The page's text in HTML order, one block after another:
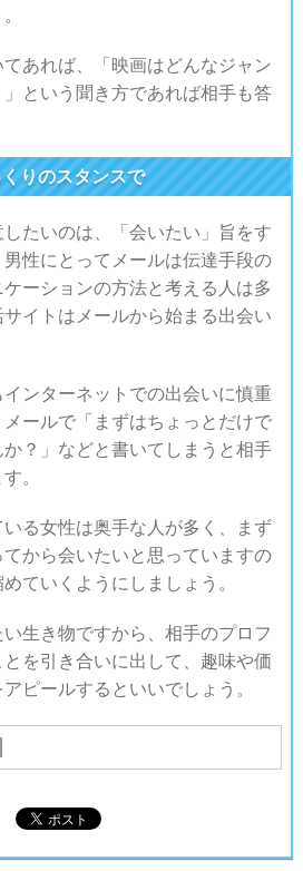
あれば、「映画はどんなジャン
という聞き方であれば相手も答
りのスタンスで
たいのは、「会いたい」旨をす
性にとってメールは伝達手段の
ーションの方法と考える人は多
イトはメールから始まる出会い
ンターネットでの出会いに慎重
ールで「まずはちょっとだけで
？」などと書いてしまうと相手
。
る女性は奥手な人が多く、まず
から会いたいと思っていますの
ていくようにしましょう。
生き物ですから、相手のプロフ
を引き合いに出して、趣味や価
ピールするといいでしょう。